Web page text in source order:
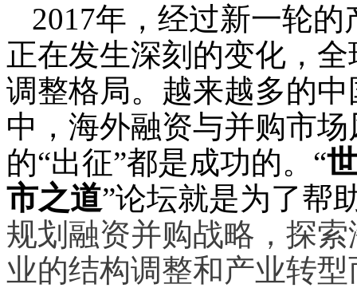
2017年，经过新一轮的
正在发生深刻的变化，
调整格局。越来越多的
中，海外融资与并购市
的“出征”都是成功的。“
市之道”论坛就是为了帮
规划融资并购战略，探
业的结构调整和产业转